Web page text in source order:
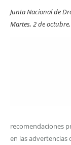
Junta Nacional de
Martes, 2 de
recomendaciones
en las advertencias